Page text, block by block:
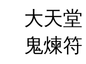
大天
鬼煉